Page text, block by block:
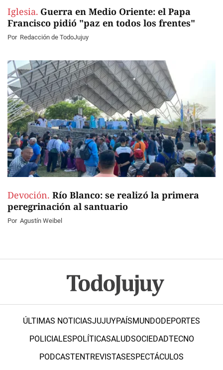
Iglesia. Guerra en Medio Oriente: el Papa
Francisco pidió "paz en todos los frentes"
Por Redacción de TodoJujuy
Devoción. Río Blanco: se realizó la primera
peregrinación al santuario
Por Agustín Weibel
ÚLTIMAS NOTICIASJUJUYPAÍSMUNDODEPORTES
POLICIALESPOLÍTICASALUDSOCIEDADTECNO
PODCASTENTREVISTASESPECTÁCULOS